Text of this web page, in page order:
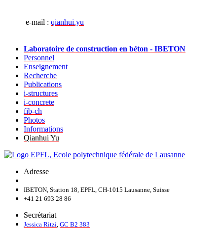
e-mail : qianhui.yu
Laboratoire de construction en béton - IBETON
Personnel
Enseignement
Recherche
Publications
i-structures
i-concrete
fib-ch
Photos
Informations
Qianhui Yu
Adresse
IBETON, Station 18, EPFL, CH-1015 Lausanne, Suisse
+41 21 693 28 86
Secrétariat
Jessica Ritzi GC B2 383